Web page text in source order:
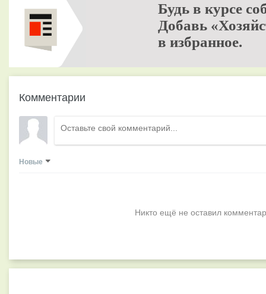
Будь в курсе
Добавь
в избранное.
Комментарии
Новые
Никто ещё не оставил